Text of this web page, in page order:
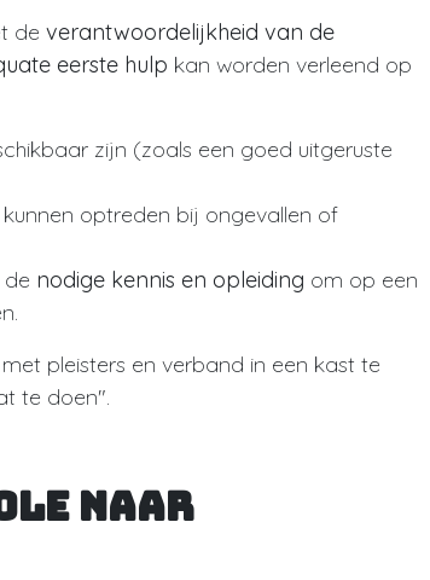
de verantwoordelijkheid van de
eerste hulp kan worden verleend op
zijn (zoals een goed uitgeruste
kunnen optreden bij ongevallen of
nodige kennis en opleiding om op een
pleisters en verband in een kast te
te doen".
naar